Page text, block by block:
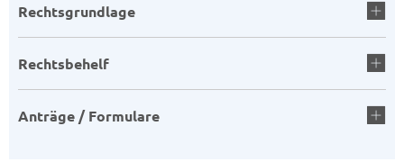
Rechtsgrundlage
Rechtsbehelf
Anträge / Formulare